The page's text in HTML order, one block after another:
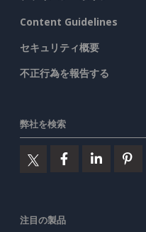
Content Guidelines
セキュリティ概要
不正行為を報告する
弊社を検索
注目の製品